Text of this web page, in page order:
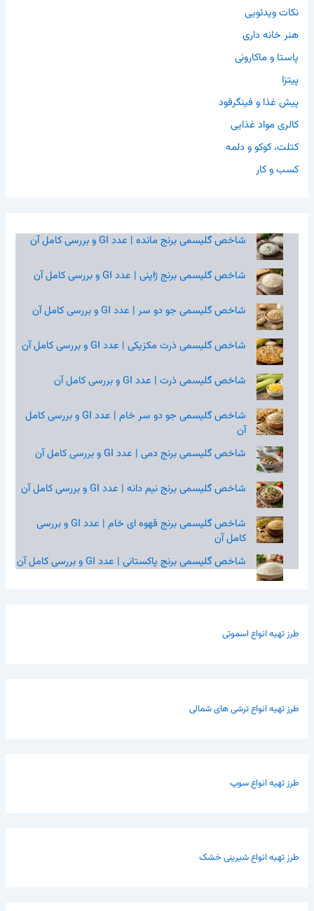
نکات ویدئویی
هنر خانه داری
پاستا و ماکارونی
پیتزا
پیش غذا و فینگرفود
کالری مواد غذایی
کتلت، کوکو و دلمه
کسب و کار
شاخص گلیسمی برنج مانده | عدد GI و بررسی کامل آن
شاخص گلیسمی برنج ژاپنی | عدد GI و بررسی کامل آن
شاخص گلیسمی جو دو سر | عدد GI و بررسی کامل آن
شاخص گلیسمی ذرت مکزیکی | عدد GI و بررسی کامل آن
شاخص گلیسمی ذرت | عدد GI و بررسی کامل آن
شاخص گلیسمی جو دو سر خام | عدد GI و بررسی کامل
آن
شاخص گلیسمی برنج دمی | عدد GI و بررسی کامل آن
شاخص گلیسمی برنج نیم‌ دانه | عدد GI و بررسی کامل آن
شاخص گلیسمی برنج قهوه‌ ای خام | عدد GI و بررسی
کامل آن
شاخص گلیسمی برنج پاکستانی | عدد GI و بررسی کامل آن
طرز تهیه انواع اسموتی
طرز تهیه انواع ترشی های شمالی
طرز تهیه انواع سوپ
طرز تهیه انواع شیرینی خشک